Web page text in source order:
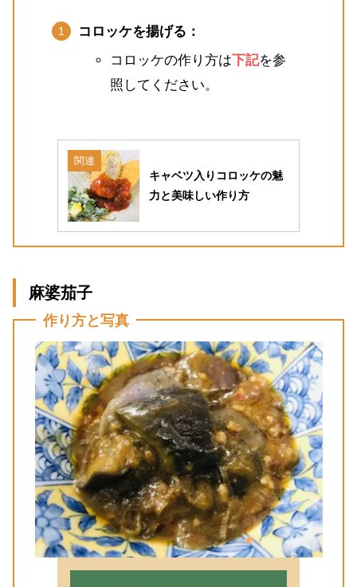
コロッケを揚げる：
コロッケの作り方は下記を参
照してください。
関連
キャベツ入りコロッケの魅
力と美味しい作り方
麻婆茄子
作り方と写真